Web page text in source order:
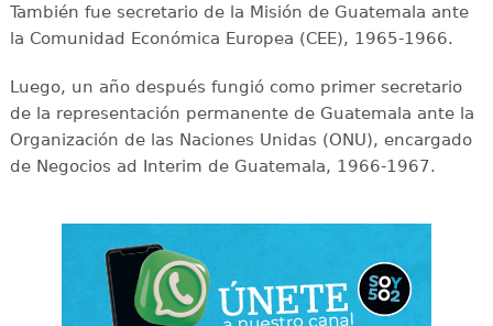
También fue secretario de la Misión de Guatemala ante
la Comunidad Económica Europea (CEE), 1965-1966.
Luego, un año después fungió como primer secretario
de la representación permanente de Guatemala ante la
Organización de las Naciones Unidas (ONU), encargado
de Negocios ad Interim de Guatemala, 1966-1967.